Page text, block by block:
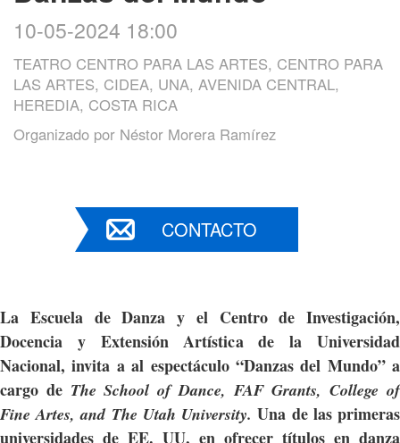
10-05-2024 18:00
TEATRO CENTRO PARA LAS ARTES, CENTRO PARA
LAS ARTES, CIDEA, UNA, AVENIDA CENTRAL,
HEREDIA, COSTA RICA
Organizado por Néstor Morera Ramírez
CONTACTO
La Escuela de Danza y el Centro de Investigación,
Docencia y Extensión Artística de la Universidad
Nacional, invita a al espectáculo “Danzas del Mundo” a
cargo de The School of Dance, FAF Grants, College of
Fine Artes, and The Utah University.Una de las primeras
universidades de EE. UU, en ofrecer títulos en danza